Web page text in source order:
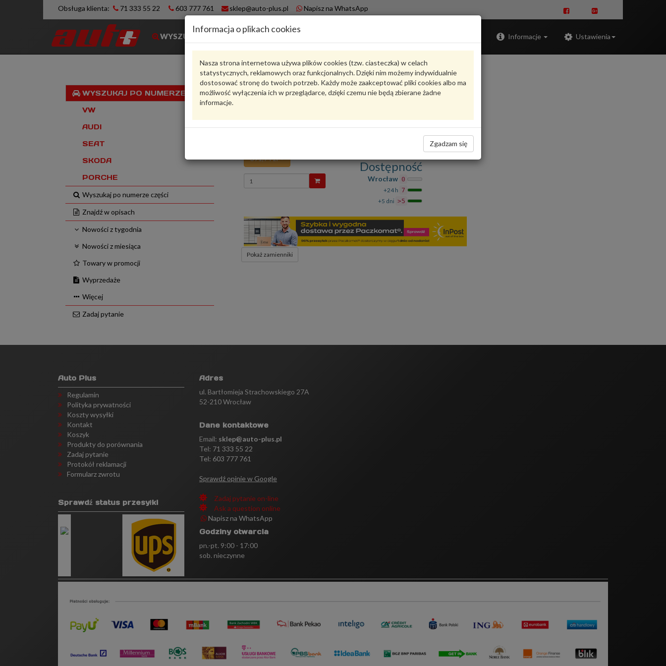
Obsługa klienta: 71 333 55 22 603 777 761 sklep@auto-plus.pl Napisz na WhatsApp
WYSZUKIWARKA Informacje Ustawienia
Informacja o plikach cookies
Nasza strona internetowa używa plików cookies (tzw. ciasteczka) w celach
statystycznych, reklamowych oraz funkcjonalnych. Dzięki nim możemy indywidualnie
dostosować stronę do twoich potrzeb. Każdy może zaakceptować pliki cookies albo ma
możliwość wyłączenia ich w przeglądarce, dzięki czemu nie będą zbierane żadne
informacje.
Zgadzam się
WYSZUKAJ PO NUMERZE VIN
VW
AUDI
SEAT
SKODA
PORCHE
Wyszukaj po numerze części
Znajdź w opisach
Nowości z tygodnia
Nowości z miesiąca
Towary w promocji
Wyprzedaże
Więcej
Zadaj pytanie
Karta produktu
VAG - produkt oryginalny VW AUDI SEAT SKODA
391,94 zł
Wprowadź
ilość
Dostępność
Wrocław 0
+24 h 7
+5 dni >5
Pokaż zamienniki
Auto Plus
Regulamin
Polityka prywatności
Koszty wysyłki
Kontakt
Koszyk
Produkty do porównania
Zadaj pytanie
Protokół reklamacji
Formularz zwrotu
Sprawdź status przesyłki
Adres
ul. Bartłomieja Strachowskiego 27A
52-210 Wrocław
Dane kontaktowe
Email: sklep@auto-plus.pl
Tel: 71 333 55 22
Tel: 603 777 761
Sprawdź opinie w Google
Zadaj pytanie on-line
Ask a question online
Napisz na WhatsApp
Godziny otwarcia
pn.-pt. 9:00 - 17:00
sob. nieczynne